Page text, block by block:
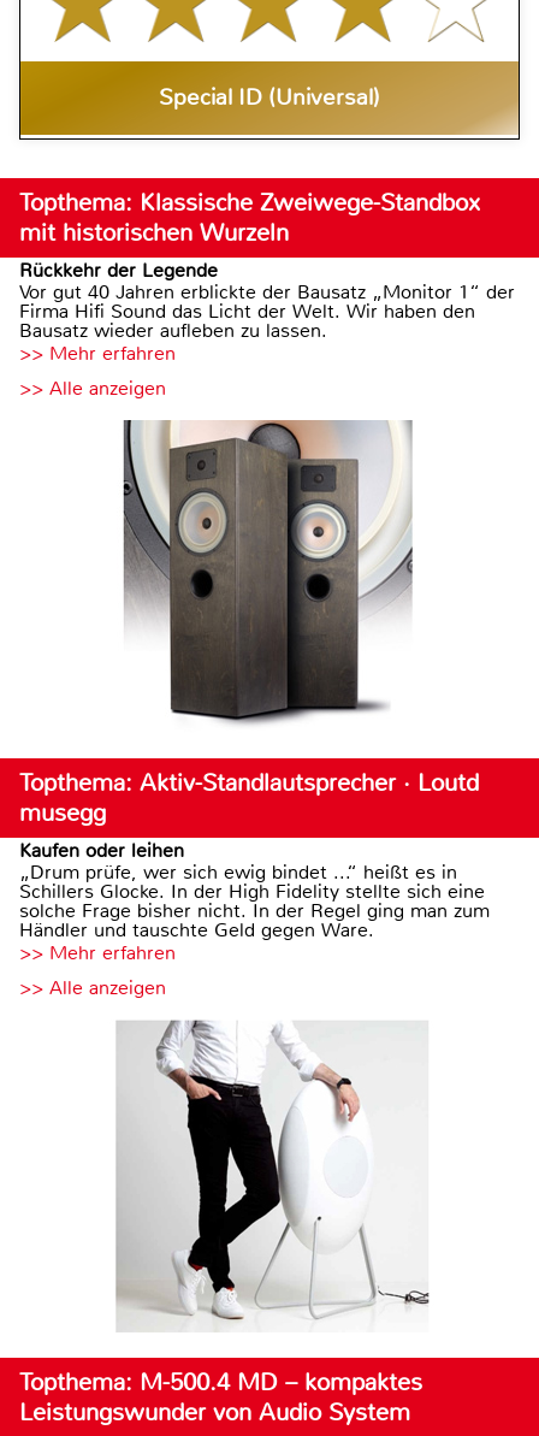
Special ID (Universal)
Topthema: Klassische Zweiwege-Standbox
mit historischen Wurzeln
Rückkehr der Legende
Vor gut 40 Jahren erblickte der Bausatz „Monitor 1“ der
Firma Hifi Sound das Licht der Welt. Wir haben den
Bausatz wieder aufleben zu lassen.
>> Mehr erfahren
>> Alle anzeigen
Topthema: Aktiv-Standlautsprecher · Loutd
musegg
Kaufen oder leihen
„Drum prüfe, wer sich ewig bindet ...“ heißt es in
Schillers Glocke. In der High Fidelity stellte sich eine
solche Frage bisher nicht. In der Regel ging man zum
Händler und tauschte Geld gegen Ware.
>> Mehr erfahren
>> Alle anzeigen
Topthema: M-500.4 MD – kompaktes
Leistungswunder von Audio System